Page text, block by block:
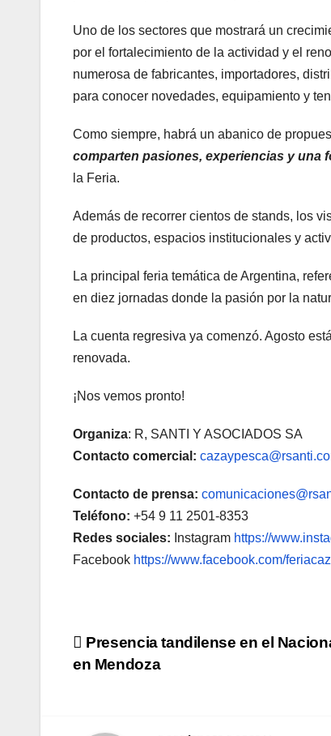
Uno de los sectores que mostrará un
por el fortalecimiento de la actividad y el
numerosa de fabricantes, importadores,
para conocer novedades, equipamiento y
Como siempre, habrá un abanico de
comparten pasiones, experiencias y una
la Feria.
Además de recorrer cientos de stands, los
de productos, espacios institucionales y
La principal feria temática de Argentina,
en diez jornadas donde la pasión por la
La cuenta regresiva ya comenzó. Agosto
renovada.
¡Nos vemos pronto!
Organiza: R, SANTI Y ASOCIADOS SA
Contacto comercial:
Contacto de prensa:
Teléfono: +54 9 11 2501-8353
Redes sociales: Instagram https://
Facebook https://www.facebook.com/
Navegación
Presencia tandilense en el
en Mendoza